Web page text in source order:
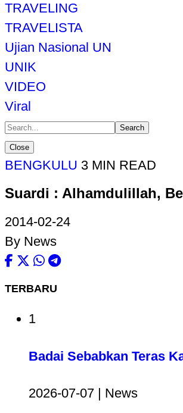
TRAVELING
TRAVELISTA
Ujian Nasional UN
UNIK
VIDEO
Viral
Search
Close
BENGKULU 3 MIN READ
Suardi : Alhamdulillah,
2014-02-24
By News
TERBARU
1
Badai Sebabkan Teras
2026-07-07 | News